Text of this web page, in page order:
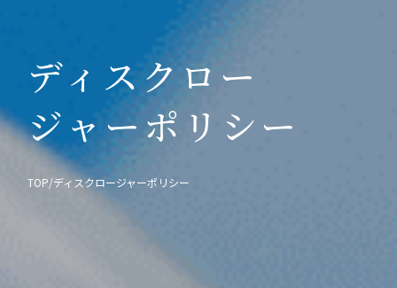
ディスクロー
ジャーポリシー
TOP/ディスクロージャーポリシー